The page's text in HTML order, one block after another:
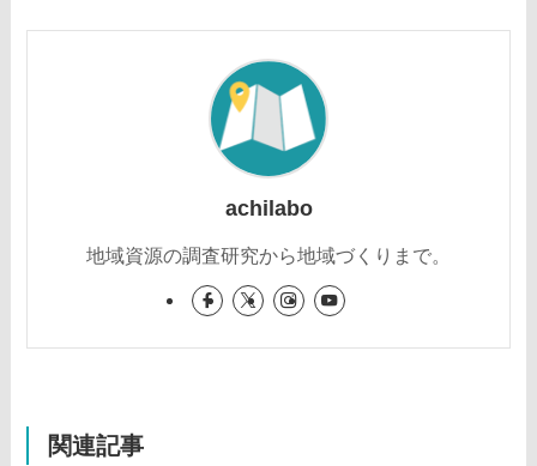
achilabo
地域資源の調査研究から地域づくりまで。
関連記事